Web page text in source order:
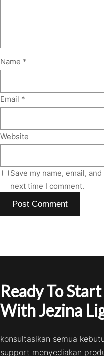
Name *
Email *
Website
Save my name, email,
next time I comment.
Ready To
With Jezina
konsultasikan semua
support menyediakan